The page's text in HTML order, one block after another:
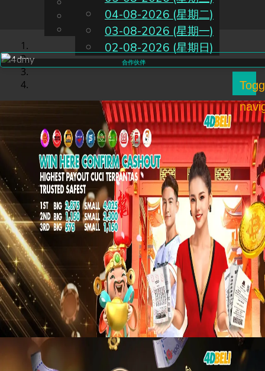
CN
Chinese
Malay
04-08-2026 (星期二)
03-08-2026 (星期一)
02-08-2026 (星期日)
合作伙伴